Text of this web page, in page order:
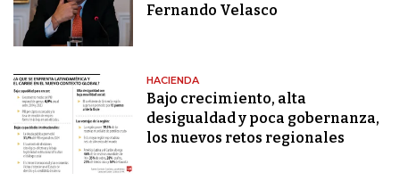
Fernando Velasco
HACIENDA
Bajo crecimiento, alta
desigualdad y poca gobernanza,
los nuevos retos regionales